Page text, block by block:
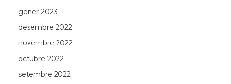
gener 2023
desembre 2022
novembre 2022
octubre 2022
setembre 2022